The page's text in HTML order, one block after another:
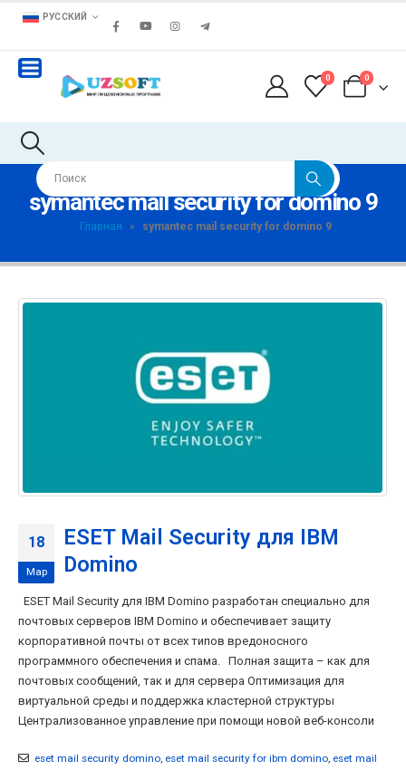
РУССКИЙ
0 0
symantec mail security for domino 9
Главная » symantec mail security for domino 9
18
Мар
ESET Mail Security для IBM
Domino
ESET Mail Security для IBM Domino разработан специально для
почтовых серверов IBM Domino и обеспечивает защиту
корпоративной почты от всех типов вредоносного
программного обеспечения и спама. Полная защита – как для
почтовых сообщений, так и для сервера Оптимизация для
виртуальной среды и поддержка кластерной структуры
Централизованное управление при помощи новой веб-консоли
eset mail security domino, eset mail security for ibm domino, eset mail